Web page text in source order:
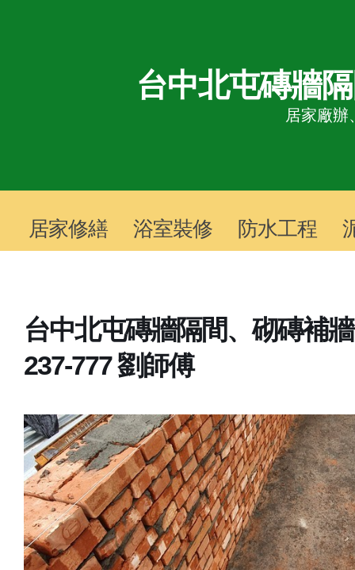
台中北屯磚牆
居家廠辦
居家修繕 浴室裝修 防水工程
台中北屯磚牆隔間、砌磚補
237-777 劉師傅